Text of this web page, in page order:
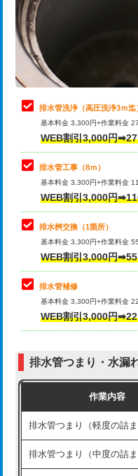
排水管工事（土の掘削・埋
業）
排水管工事（排水管工事/
排水管工事（追加 排水管
え）
マス交換（土の掘削・埋
マス交換（深さ50㎝未満）
マス交換（深さ50㎝以上
コンクリート斫り（厚さ10
コンクリート斫り（厚さ
モルタル補修（厚さ10㎝ま
モルタル補修（厚さ10㎝
追加人工
※給水管工事は20mmまで
桝清掃
止水・漏水調査・防水処理
理・調整・分解・加工な
止水・漏水調査・防水処
理・調整・分解・加工など
止水・漏水調査・防水処
理・調整・分解・加工な
その他部品の脱着
交換・取付（タンク）
交換・取付(単水栓（壁付
式）)
交換・取付(混合水栓（壁
式・ワンホール）)
交換・取付(排水栓・排水
交換・取付（その他部品）
持込商品取付（単水栓）
持込商品取付（混合水栓）
持込商品取付（浄水器・
給水管工事※（ホール加
排水管洗浄（高圧洗浄3ｍ迄
基本料金 3,300円+作業料金
WEB割引3,000円
排水管工事（8ｍ）
基本料金 3,300円+作業料金
WEB割引3,000円
排水桝交換（1箇所）
基本料金 3,300円+作業料金
WEB割引3,000円
排水管補修
基本料金 3,300円+作業料金
WEB割引3,000円
排水管つまり・水漏
作業内容
排水管つまり（軽度の詰ま
排水管つまり（中度の詰ま